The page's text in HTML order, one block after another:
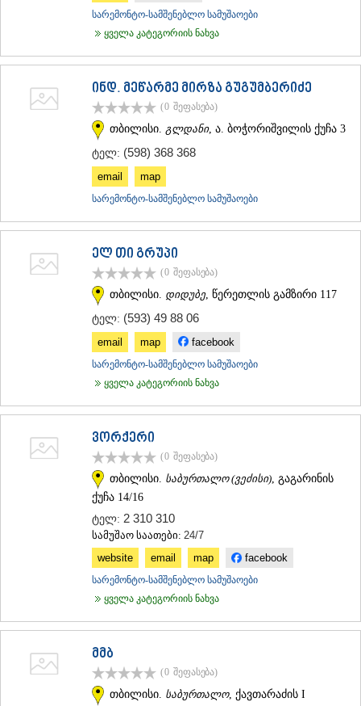
სარემონტო-სამშენებლო სამუშაოები
ყველა კატეგორიის ნახვა
ინდ. მეწარმე მირზა გუგუმბერიძე
(0 შეფასება)
თბილისი. გლდანი, ა. ბოჭორიშვილის ქუჩა 3
ტელ: (598) 368 368
email map
სარემონტო-სამშენებლო სამუშაოები
ელ თი გრუპი
(0 შეფასება)
თბილისი. დიდუბე , წერეთლის გამზირი 117
ტელ: (593) 49 88 06
email map facebook
სარემონტო-სამშენებლო სამუშაოები
ყველა კატეგორიის ნახვა
ვორქერი
(0 შეფასება)
თბილისი. საბურთალო (ვეძისი) , გაგარინის
ქუჩა 14/16
ტელ: 2 310 310
სამუშაო საათები: 24/7
website
email map facebook
სარემონტო-სამშენებლო სამუშაოები
ყველა კატეგორიის ნახვა
მმბ
(0 შეფასება)
თბილისი. საბურთალო, ქავთარაძის I